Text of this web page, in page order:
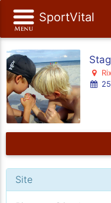
SportVital
Site